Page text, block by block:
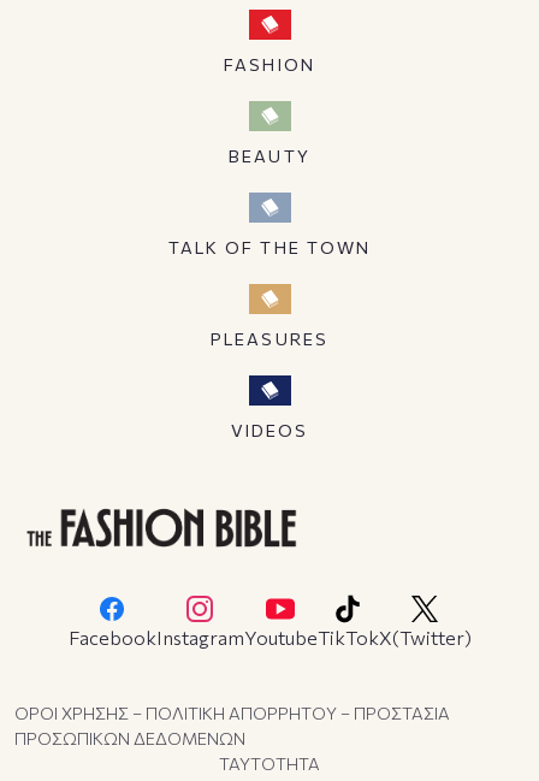
FASHION
BEAUTY
TALK OF THE TOWN
PLEASURES
VIDEOS
FacebookInstagramYoutubeTikTokX(Twitter)
ΟΡΟΙ ΧΡΗΣΗΣ – ΠΟΛΙΤΙΚΗ ΑΠΟΡΡΗΤΟΥ – ΠΡΟΣΤΑΣΙΑ
ΠΡΟΣΩΠΙΚΩΝ ΔΕΔΟΜΕΝΩΝ
ΤΑΥΤΟΤΗΤΑ